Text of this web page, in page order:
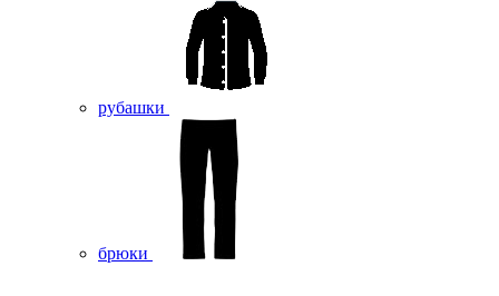
рубашки
брюки